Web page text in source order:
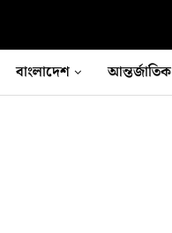
বাংলাদেশ আন্তর্জাতিক